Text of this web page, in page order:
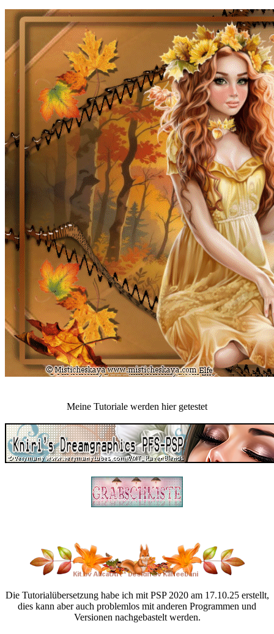
Meine Tutoriale werden hier getestet
Die Tutorialübersetzung habe ich mit PSP 2020 am 17.10.25 erstellt,
dies kann aber auch problemlos mit anderen Programmen und
Versionen nachgebastelt werden.